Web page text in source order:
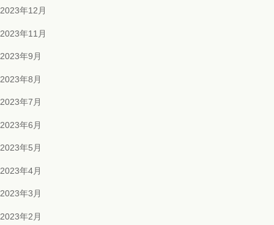
2023年12月
2023年11月
2023年9月
2023年8月
2023年7月
2023年6月
2023年5月
2023年4月
2023年3月
2023年2月